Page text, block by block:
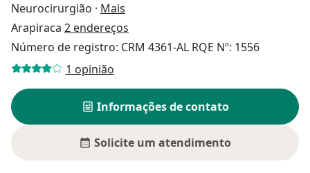
Neurocirurgião · Mais
Arapiraca 2 endereços
Número de registro: CRM 4361-AL RQE Nº: 1556
1 opinião
Informações de contato
Solicite um atendimento